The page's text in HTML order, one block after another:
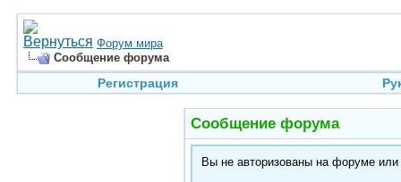
Форум мира
Сообщение форума
Регистрация
Сообщение форума
Вы не авторизованы на форуме или